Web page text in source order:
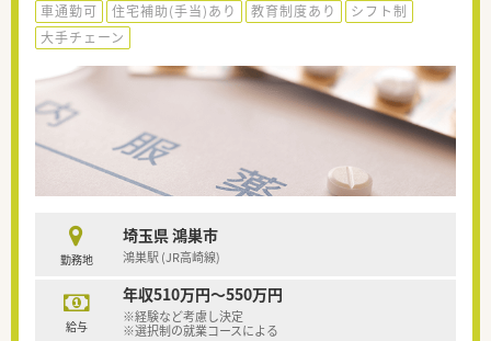
車通勤可 住宅補助(手当)あり 教育制度あり
シフト制
大手チェーン
勤務地
埼玉県 鴻巣市
鴻巣駅 (JR高崎線)
給与
年収510万円～550万円
※経験など考慮し決定
※選択制の就業コースによる